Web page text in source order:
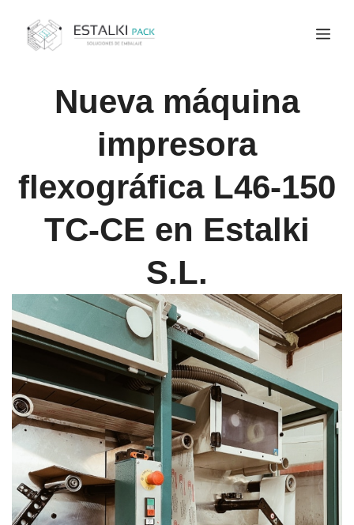
Nueva máquina
impresora
flexográfica L46-150
TC-CE en Estalki
S.L.